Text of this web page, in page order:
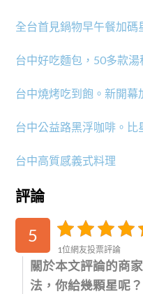
全台首見鍋物早午餐加
台中好吃麵包，50多款湯
台中燒烤吃到飽。新開幕
台中公益路黑浮咖啡。比
台中高質感義式料理
評論
5
1位網友投票評論
關於本文評論的商
法，你給幾顆星呢？